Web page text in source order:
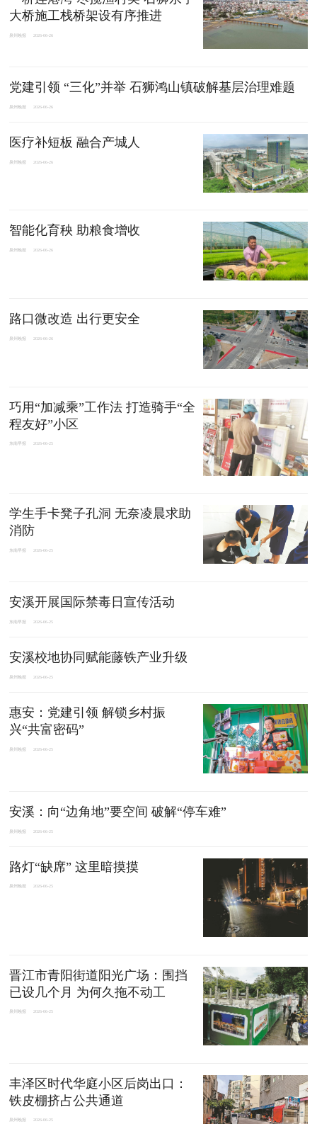
大桥施工栈桥架设有序推进
泉州晚报 2026-06-26
党建引领 “三化”并举 石狮鸿山镇破解基层治理难题
泉州晚报 2026-06-26
医疗补短板 融合产城人
泉州晚报 2026-06-26
智能化育秧 助粮食增收
泉州晚报 2026-06-26
路口微改造 出行更安全
泉州晚报 2026-06-26
巧用“加减乘”工作法 打造骑手“全
程友好”小区
东南早报 2026-06-25
学生手卡凳子孔洞 无奈凌晨求助
消防
东南早报 2026-06-25
安溪开展国际禁毒日宣传活动
东南早报 2026-06-25
安溪校地协同赋能藤铁产业升级
泉州晚报 2026-06-25
惠安：党建引领 解锁乡村振
兴“共富密码”
泉州晚报 2026-06-25
安溪：向“边角地”要空间 破解“停车难”
泉州晚报 2026-06-25
路灯“缺席” 这里暗摸摸
泉州晚报 2026-06-25
晋江市青阳街道阳光广场：围挡
已设几个月 为何久拖不动工
泉州晚报 2026-06-25
丰泽区时代华庭小区后岗出口：
铁皮棚挤占公共通道
泉州晚报 2026-06-25